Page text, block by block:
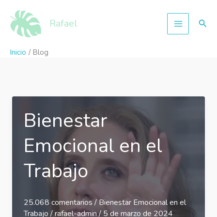
contenido
Rafael
Inicio Blog
Bienestar
Emocional en el
Trabajo
25.068 comentarios/ Bienestar Emocional en el
Trabajo /rafael-admin/ 5 de marzo de 2024